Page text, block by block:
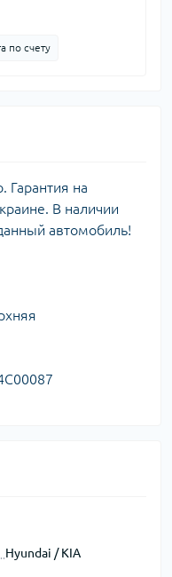
по счету
Гарантия на
В наличии
автомобиль!
Hyundai / KIA